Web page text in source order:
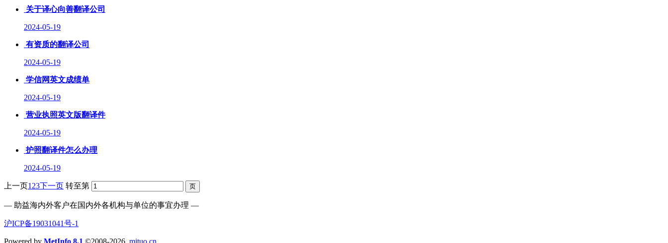
关于译心向善翻译公司
2024-05-19
有资质的翻译公司
2024-05-19
学信网英文成绩单
2024-05-19
营业执照英文版翻译件
2024-05-19
护照翻译件怎么办理
2024-05-19
上一页1 23下一页 转至第
— 助益海内外客户在国内外各机构与单位的事宜办理 —
沪ICP备19031041号-1